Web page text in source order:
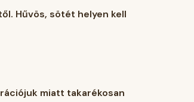
Hűvös, sötét helyen kell
miatt takarékosan